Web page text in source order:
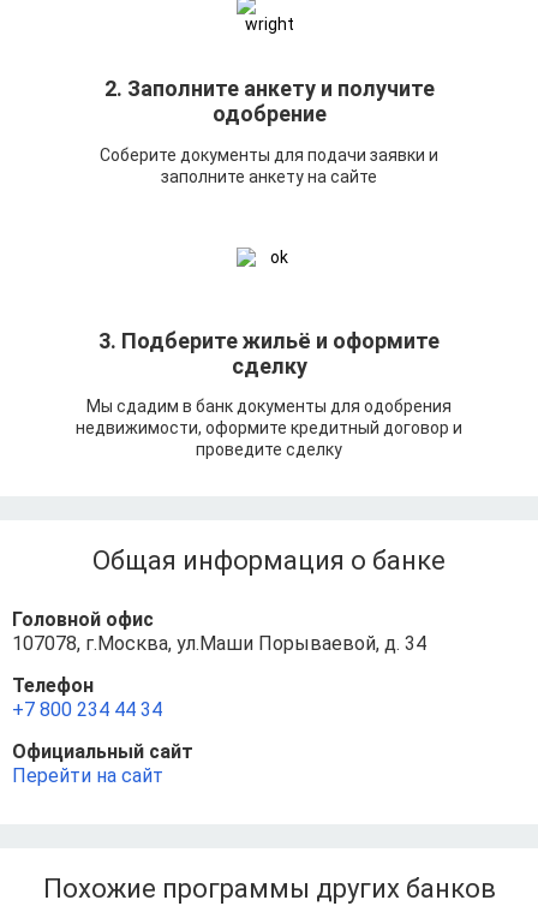
2. Заполните анкету и получите
одобрение
Соберите документы для подачи заявки и
заполните анкету на сайте
3. Подберите жильё и оформите
сделку
Мы сдадим в банк документы для одобрения
недвижимости, оформите кредитный договор и
проведите сделку
Общая информация о банке
Головной офис
107078, г.Москва, ул.Маши Порываевой, д. 34
Телефон
+7 800 234 44 34
Официальный сайт
Перейти на сайт
Похожие программы других банков